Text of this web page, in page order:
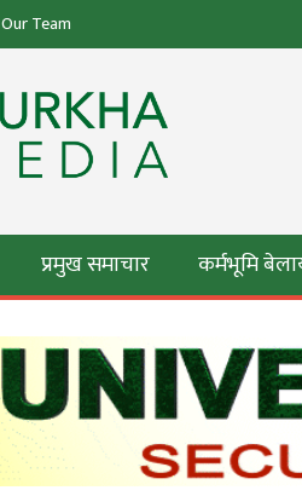
Our Team
प्रमुख समाचार कर्मभूमि